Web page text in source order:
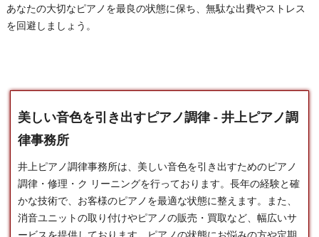
あなたの大切なピアノを最良の状態に保ち、無駄な出費やストレス
を回避しましょう。
美しい音色を引き出すピアノ調律 - 井上ピアノ調
律事務所
井上ピアノ調律事務所は、美しい音色を引き出すためのピアノ
調律・修理・ク リーニングを行っております。長年の経験と確
かな技術で、お客様のピアノを最適な状態に整えます。また、
消音ユニットの取り付けやピアノの販売・買取など、幅広いサ